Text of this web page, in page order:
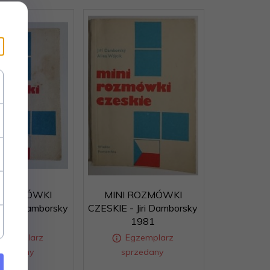
Jiri Damborsky
MINI ROZMÓWKI
CZESKIE - Jiri Damborsky
1981
Egzemplarz
sprzedany
Egzemplarz